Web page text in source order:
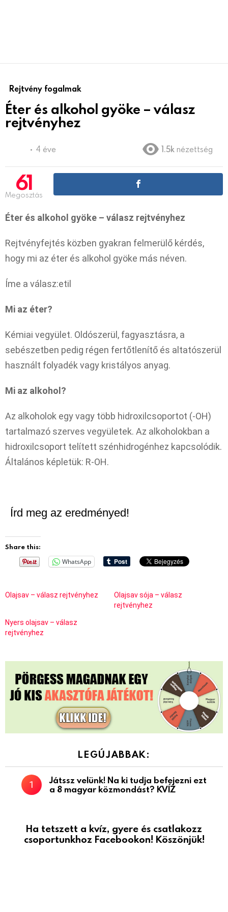
Rejtvény fogalmak
Éter és alkohol gyöke – válasz
rejtvényhez
4 éve 1.5k nézettség
61
Megosztás
Éter és alkohol gyöke – válasz rejtvényhez
Rejtvényfejtés közben gyakran felmerülő kérdés,
hogy mi az éter és alkohol gyöke más néven.
Íme a válasz:etil
Mi az éter?
Kémiai vegyület. Oldószerül, fagyasztásra, a
sebészetben pedig régen fertőtlenítő és altatószerül
használt folyadék vagy kristályos anyag.
Mi az alkohol?
Az alkoholok egy vagy több hidroxilcsoportot (-OH)
tartalmazó szerves vegyületek. Az alkoholokban a
hidroxilcsoport telített szénhidrogénhez kapcsolódik.
Általános képletük: R-OH.
Írd meg az eredményed!
Share this:
WhatsApp
Olajsav – válasz rejtvényhez
Olajsav sója – válasz
rejtvényhez
Nyers olajsav – válasz
rejtvényhez
LEGÚJABBAK:
Játssz velünk! Na ki tudja befejezni ezt
a 8 magyar közmondást? KVÍZ
Ha tetszett a kvíz, gyere és csatlakozz
csoportunkhoz Facebookon! Köszönjük!